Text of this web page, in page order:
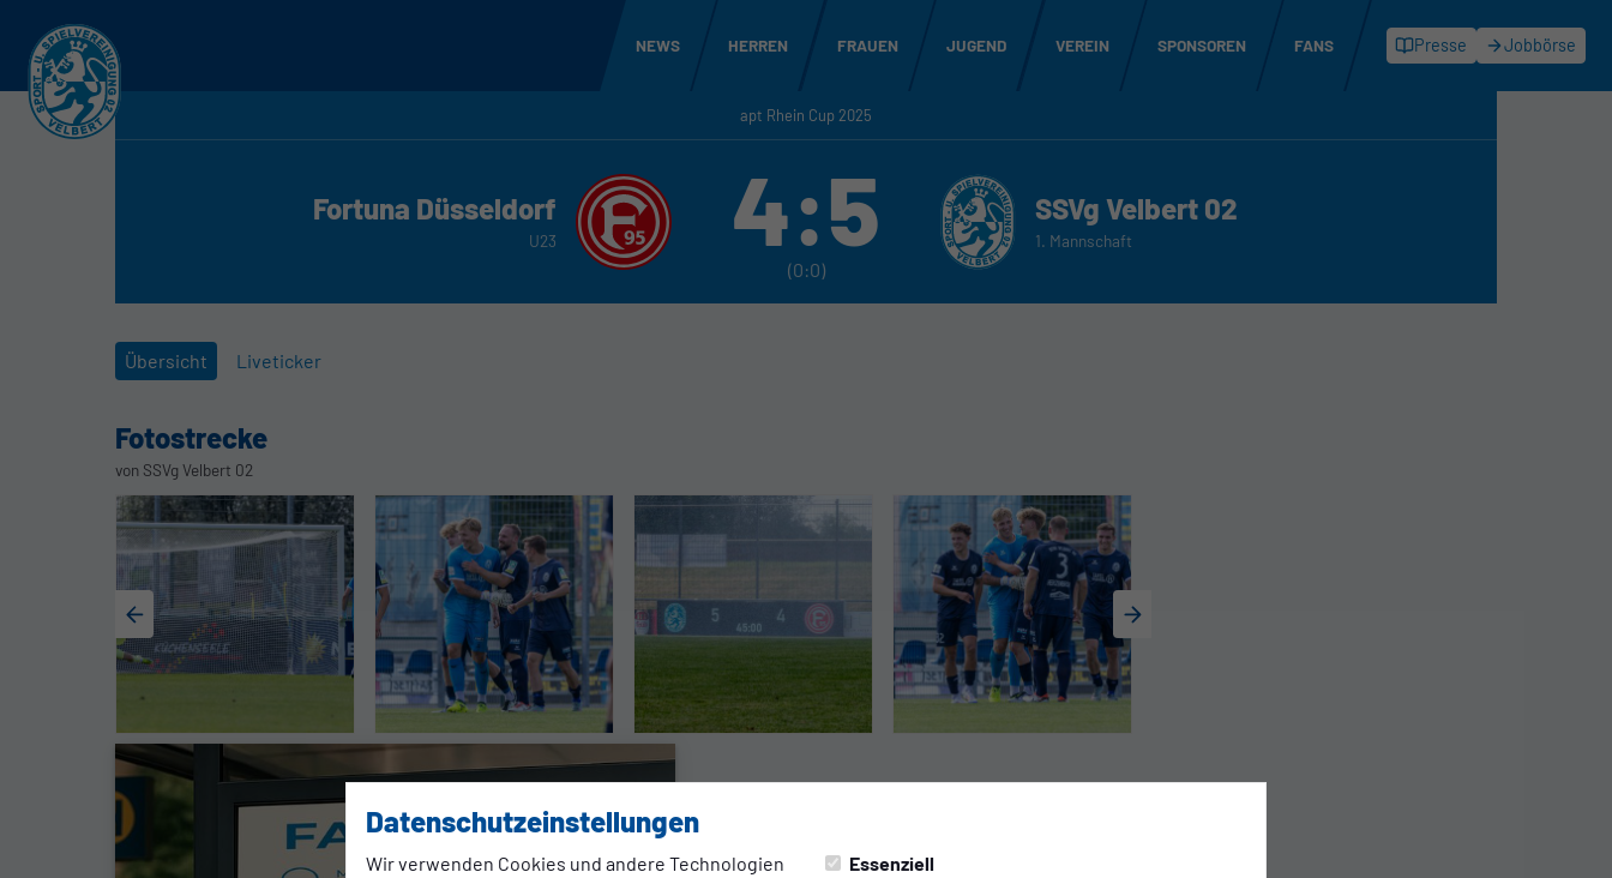
Datenschutzeinstellungen
Wir verwenden Cookies und andere Technologien
Essenziell
NEWS HERREN FRAUEN JUGEND VEREIN SPONSOREN FANS Presse Jobbörse
apt Rhein Cup 2025
Fortuna Düsseldorf
U23 4:5
(0:0)
SSVg Velbert 02
1. Mannschaft
Übersicht Liveticker
Fotostrecke
von SSVg Velbert 02
1. MANNSCHAFT